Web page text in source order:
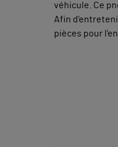
véhicule. Ce
Afin
pièces pour